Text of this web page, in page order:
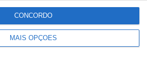
MAIS OPÇÕES
CONCORDO